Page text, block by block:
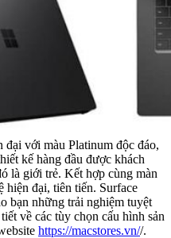
đại với màu Platinum độc đáo,
kế hàng đầu được khách
là giới trẻ. Kết hợp cùng màn
hiện đại, tiên tiến. Surface
bạn những trải nghiệm tuyệt
về các tùy chọn cấu hình sản
https://macstores.vn//.